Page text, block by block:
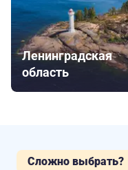
Ленинградская
область
Сложно выбрать?